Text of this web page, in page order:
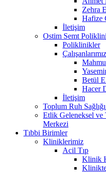
Zehra
Hafize
İletişim
Ostim Semt
Poliklinikler
Çalışanlarımız
Betül
Hacer
İletişim
Toplum Ruh
Etlik Geleneksel ve
Merkezi
Tıbbi Birimler
Kliniklerimiz
Acil Tıp
Klinik